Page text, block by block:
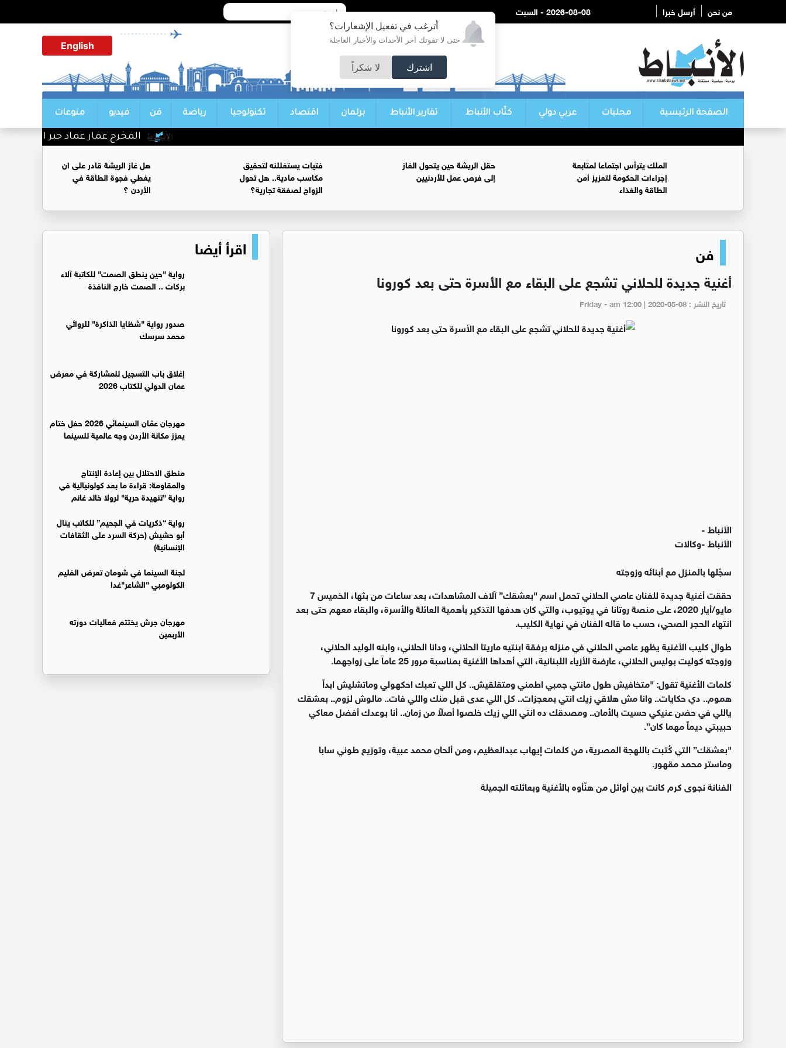
أترغب في تفعيل الإشعارات؟
حتى لا تفوتك آخر الأحداث والأخبار العاجلة
اشترك لا شكراً
من نحن أرسل خبرا 2026-08-08 - السبت
English
الصفحة الرئيسية محليات عربي دولي كتّاب الأنباط تقارير الأنباط برلمان اقتصاد تكنولوجيا رياضة فن فيديو منوعات
المخرج عمار عماد جبر الف مبروك
الملك يترأس اجتماعا لمتابعة
إجراءات الحكومة لتعزيز أمن
الطاقة والغذاء
حقل الريشة حين يتحول الغاز
إلى فرص عمل للأردنيين
فتيات يستغللنه لتحقيق
مكاسب مادية.. هل تحول
الزواج لصفقة تجارية؟
هل غاز الريشة قادر على ان
يغطي فجوة الطاقة في
الأردن ؟
فن
أغنية جديدة للحلاني تشجع على البقاء مع الأسرة حتى بعد كورونا
تاريخ النشر : Friday - am 12:00 | 2020-05-08
الأنباط -
الأنباط -وكالات
سجَّلها بالمنزل مع أبنائه وزوجته
حققت أغنية جديدة للفنان عاصي الحلاني تحمل اسم "بعشقك” آلاف المشاهدات، بعد ساعات من بثها، الخميس 7
مايو/أيار 2020، على منصة روتانا في يوتيوب، والتي كان هدفها التذكير بأهمية العائلة والأسرة، والبقاء معهم حتى بعد
انتهاء الحجر الصحي، حسب ما قاله الفنان في نهاية الكليب.
طوال كليب الأغنية يظهر عاصي الحلاني في منزله برفقة ابنتيه ماريتا الحلاني، ودانا الحلاني، وابنه الوليد الحلاني،
وزوجته كوليت بوليس الحلاني، عارضة الأزياء اللبنانية، التي أهداها الأغنية بمناسبة مرور 25 عاماً على زواجهما
.
كلمات الأغنية تقول: "متخافيش طول مانتي جمبي اطمني ومتقلقيش.. كل اللي تعبك احكهولي وماتشليش ابداً
هموم.. دي حكايات.. وانا مش هلاقي زيك انتي بمعجزات.. كل اللي عدى قبل منك واللي فات.. مالوش لزوم.. بعشقك
ياللي في حضن عنيكي حسيت بالأمان.. ومصدقك ده انتي اللي زيك خلصوا أصلاً من زمان.. أنا بوعدك أفضل معاكي
حبيبتي ديماً مهما كان”.
"بعشقك” التي كُتبت باللهجة المصرية، من كلمات إيهاب عبدالعظيم، ومن ألحان محمد عبية، وتوزيع طوني سابا
وماستر محمد مقهور.
الفنانة نجوى كرم كانت بين أوائل من هنّأوه بالأغنية وبعائلته الجميلة
اقرأ أيضا
رواية "حين ينطق الصمت" للكاتبة آلاء
بركات .. الصمت خارج النافذة
صدور رواية "شظايا الذاكرة" للروائي
محمد سرسك
إغلاق باب التسجيل للمشاركة في معرض
عمان الدولي للكتاب 2026
مهرجان عمّان السينمائي 2026 حفل ختام
يعزز مكانة الأردن وجه عالمية للسينما
منطق الاحتلال بين إعادة الإنتاج
والمقاومة: قراءة ما بعد كولونيالية في
رواية "تنهيدة حرية" لرولا خالد غانم
رواية “ذكريات في الجحيم” للكاتب ينال
أبو حشيش (حركة السرد على الثقافات
الإنسانية)
لجنة السينما في شومان تعرض الفليم
الكولومبي "الشاعر"غدا
مهرجان جرش يختتم فعاليات دورته
الأربعين